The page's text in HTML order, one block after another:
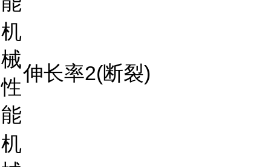
机
械
性
能
伸长率2(断裂)
机